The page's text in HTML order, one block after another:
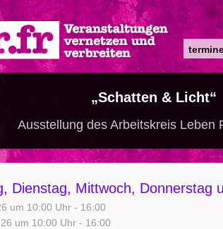
Main
„Schatten & Licht“
Ausstellung des Arbeitskreis Leben
Dienstag, Mittwoch, Donnerstag
um 10:00 Uhr - 16:00
um 10:00 Uhr - 16:00